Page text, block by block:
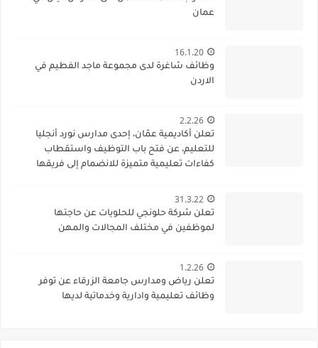
عمان
16.1.20
وظائف شاغرة لدى مجموعة ماجد الفطيم في
الاردن
2.2.26
تعلن أكاديمية عمّان، إحدى مدارس نورد أنجليا
للتعليم، عن فتح باب التوظيف واستقطاب
كفاءات تعليمية متميزة للانضمام إلى فريقها
31.3.22
تعلن شركة حلونجي للحلويات عن حاجتها
لموظفين في مختلف المجالات والمهن
1.2.26
تعلن رياض ومدارس جامعة الزرقاء عن توفر
وظائف تعليمية وادارية وخدماتية لديها